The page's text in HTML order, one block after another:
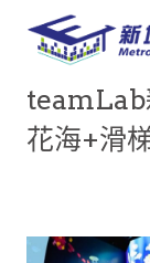
teamLab
花海+滑